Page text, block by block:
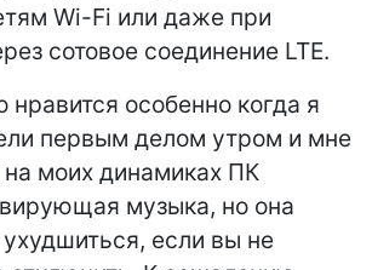
Wi-Fi или даже при
сотовое соединение LTE.
нравится особенно когда я
первым делом утром и мне
моих динамиках ПК
музыка, но она
если вы не